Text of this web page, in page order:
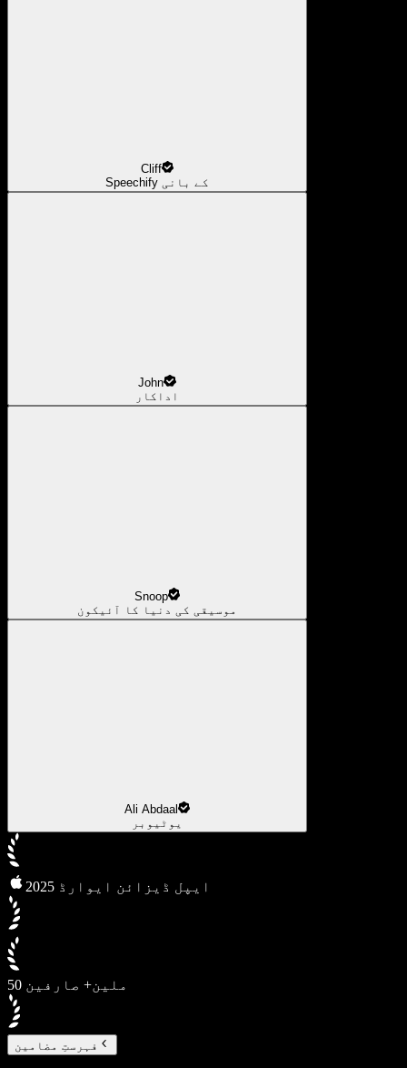
Cliff
Speechify کے بانی
John
اداکار
Snoop
موسیقی کی دنیا کا آئیکون
Ali Abdaal
یوٹیوبر
2025 ایپل ڈیزائن ایوارڈ
50 ملین+ صارفین
فہرستِ مضامین